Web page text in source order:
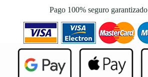
Pago 100% seguro garantizado